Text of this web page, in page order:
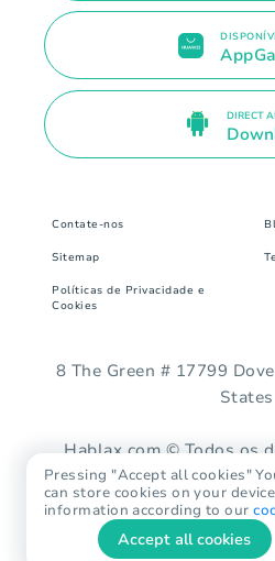
DIRECT
Contate-nos
Sitemap
Políticas de Privacidade e
Cookies
8 The Green # 17799
States
Hablax.com © Todos os
Pressing "Accept all cookies"
can store cookies on your
information according to our
Accept all cookies